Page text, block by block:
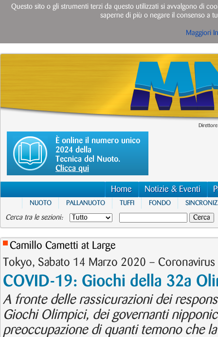
È online il numero unico
2024 della
Tecnica del Nuoto.
Clicca qui
Home Notizie & Eventi
NUOTO PALLANUOTO TUFFI FONDO
Cerca tra le sezioni:
Camillo Cametti at Large
Tokyo, Sabato 14 Marzo 2020 –
COVID-19: Giochi della 32a
A fronte delle rassicurazioni dei
Giochi Olimpici, dei governanti
preoccupazione di quanti temono che
Questo sito o gli strumenti terzi da questo utilizzati si avvalgono di
saperne di più o negare il consenso a
Maggiori